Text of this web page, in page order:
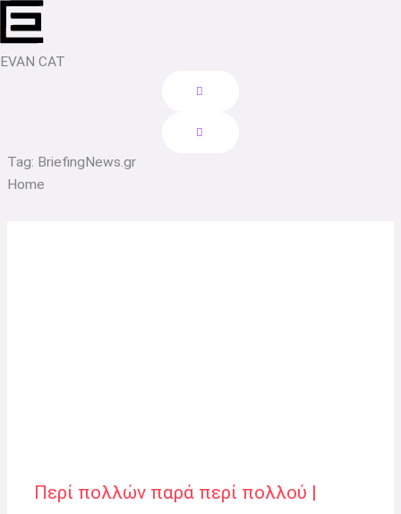
Skip
to
content
EVAN CAT
Tag: BriefingNews.gr
Home
Περί πολλών παρά περί πολλού |